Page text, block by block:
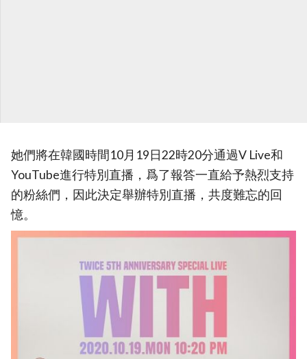
她們將在韓國時間10月19日22時20分通過V Live和
YouTube進行特別直播，爲了報答一直給予熱烈支持
的粉絲們，因此決定舉辦特別直播，共度難忘的回
憶。